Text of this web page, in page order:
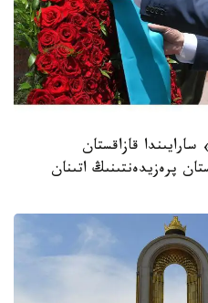
قازاقستان
پرەزيدەنتىنىڭ اتىنان